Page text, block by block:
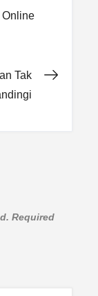
Online
Tak
Required